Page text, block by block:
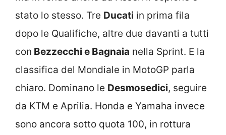
stato lo stesso. Tre Ducati in prima fila
dopo le Qualifiche, altre due davanti a tutti
con Bezzecchi e Bagnaia nella Sprint. E la
classifica del Mondiale in MotoGP parla
chiaro. Dominano le Desmosedici, seguire
da KTM e Aprilia. Honda e Yamaha invece
sono ancora sotto quota 100, in rottura